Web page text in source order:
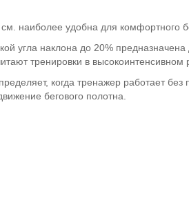
наиболее удобна для комфортного
угла наклона до 20% предназначена
тренировки в высокоинтенсивном
когда тренажер работает без
бегового полотна.